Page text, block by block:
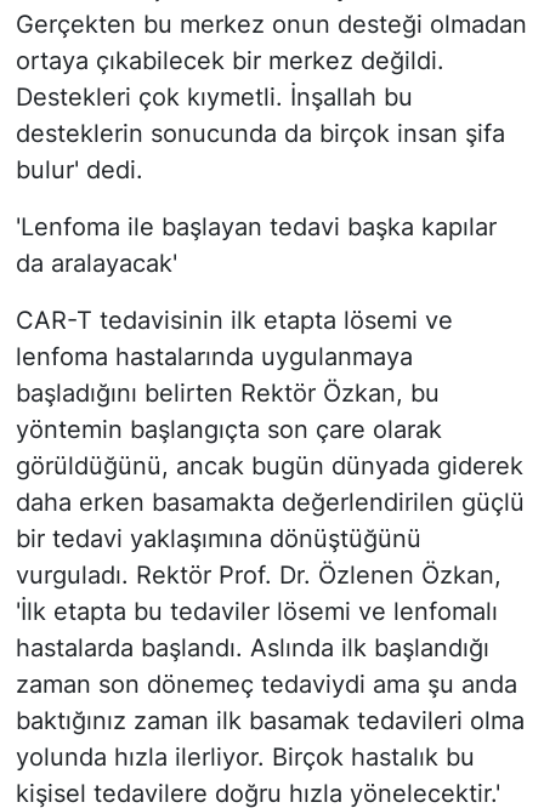
Gerçekten bu merkez onun desteği olmadan
ortaya çıkabilecek bir merkez değildi.
Destekleri çok kıymetli. İnşallah bu
desteklerin sonucunda da birçok insan şifa
bulur' dedi.
'Lenfoma ile başlayan tedavi başka kapılar
da aralayacak'
CAR-T tedavisinin ilk etapta lösemi ve
lenfoma hastalarında uygulanmaya
başladığını belirten Rektör Özkan, bu
yöntemin başlangıçta son çare olarak
görüldüğünü, ancak bugün dünyada giderek
daha erken basamakta değerlendirilen güçlü
bir tedavi yaklaşımına dönüştüğünü
vurguladı. Rektör Prof. Dr. Özlenen Özkan,
'İlk etapta bu tedaviler lösemi ve lenfomalı
hastalarda başlandı. Aslında ilk başlandığı
zaman son dönemeç tedaviydi ama şu anda
baktığınız zaman ilk basamak tedavileri olma
yolunda hızla ilerliyor. Birçok hastalık bu
kişisel tedavilere doğru hızla yönelecektir.'